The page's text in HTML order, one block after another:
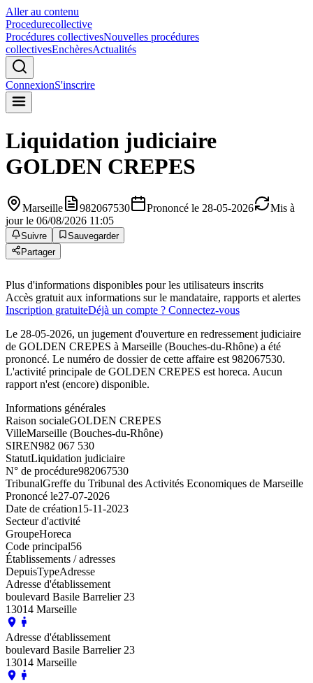
Aller au contenu
Procedurecollective
Procédures collectivesNouvelles procédures
collectivesEnchèresActualités
ConnexionS'inscrire
Liquidation judiciaire
GOLDEN CREPES
Marseille 982067530 Prononcé le 28-05-2026
Mis à
jour le 06/08/2026 11:05
Suivre
Sauvegarder
Partager
Plus d'informations disponibles pour les utilisateurs inscrits
Accès gratuit aux informations sur le mandataire, rapports et alertes
Inscription gratuiteDéjà un compte ? Connectez-vous
Le 28-05-2026, un jugement d'ouverture en redressement judiciaire
de GOLDEN CREPES à Marseille (Bouches-du-Rhône) a été
prononcé. Le numéro de dossier de cette affaire est 982067530.
L'activité principale de GOLDEN CREPES est horeca. Aucun
rapport n'est (encore) disponible.
Informations générales
Raison socialeGOLDEN CREPES
VilleMarseille (Bouches-du-Rhône)
SIREN982 067 530
StatutLiquidation judiciaire
N° de procédure982067530
TribunalGreffe du Tribunal des Activités Economiques de Marseille
Prononcé le27-07-2026
Date de création15-11-2023
Secteur d'activité
GroupeHoreca
Code principal56
Établissements / adresses
DepuisTypeAdresse
Adresse d'établissement
boulevard Basile Barrelier 23
13014 Marseille
Adresse d'établissement
boulevard Basile Barrelier 23
13014 Marseille